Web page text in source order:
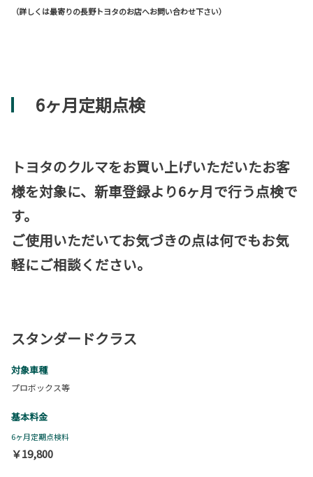
（詳しくは最寄りの長野トヨタのお店へお問い合わせ下さい）
6ヶ月定期点検
トヨタのクルマをお買い上げいただいたお客
様を対象に、新車登録より6ヶ月で行う点検で
す。
ご使用いただいてお気づきの点は何でもお気
軽にご相談ください。
スタンダードクラス
対象車種
プロボックス等
基本料金
6ヶ月定期点検料
￥19,800